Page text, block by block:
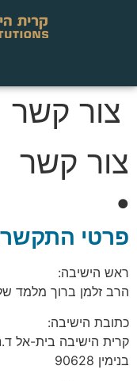
צור קשר
צור קשר
●
פרטי
ראש הישיבה:
הרב זלמן ברוך מלמד
כתובת הישיבה:
קרית הישיבה בית-אל
בנימין 90628